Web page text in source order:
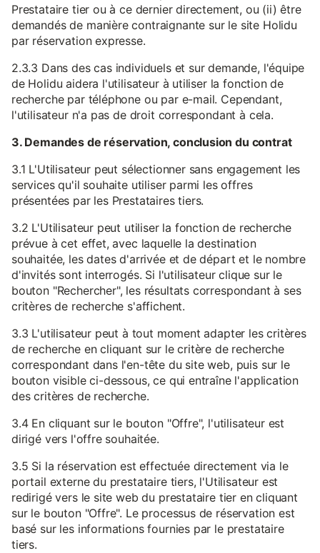
Prestataire tier ou à ce dernier directement, ou (ii) être
demandés de manière contraignante sur le site Holidu
par réservation expresse.
2.3.3 Dans des cas individuels et sur demande, l'équipe
de Holidu aidera l'utilisateur à utiliser la fonction de
recherche par téléphone ou par e-mail. Cependant,
l'utilisateur n'a pas de droit correspondant à cela.
3. Demandes de réservation, conclusion du contrat
3.1 L'Utilisateur peut sélectionner sans engagement les
services qu'il souhaite utiliser parmi les offres
présentées par les Prestataires tiers.
3.2 L'Utilisateur peut utiliser la fonction de recherche
prévue à cet effet, avec laquelle la destination
souhaitée, les dates d'arrivée et de départ et le nombre
d'invités sont interrogés. Si l'utilisateur clique sur le
bouton "Rechercher", les résultats correspondant à ses
critères de recherche s'affichent.
3.3 L'utilisateur peut à tout moment adapter les critères
de recherche en cliquant sur le critère de recherche
correspondant dans l'en-tête du site web, puis sur le
bouton visible ci-dessous, ce qui entraîne l'application
des critères de recherche.
3.4 En cliquant sur le bouton "Offre", l'utilisateur est
dirigé vers l'offre souhaitée.
3.5 Si la réservation est effectuée directement via le
portail externe du prestataire tiers, l'Utilisateur est
redirigé vers le site web du prestataire tier en cliquant
sur le bouton "Offre". Le processus de réservation est
basé sur les informations fournies par le prestataire
tiers.